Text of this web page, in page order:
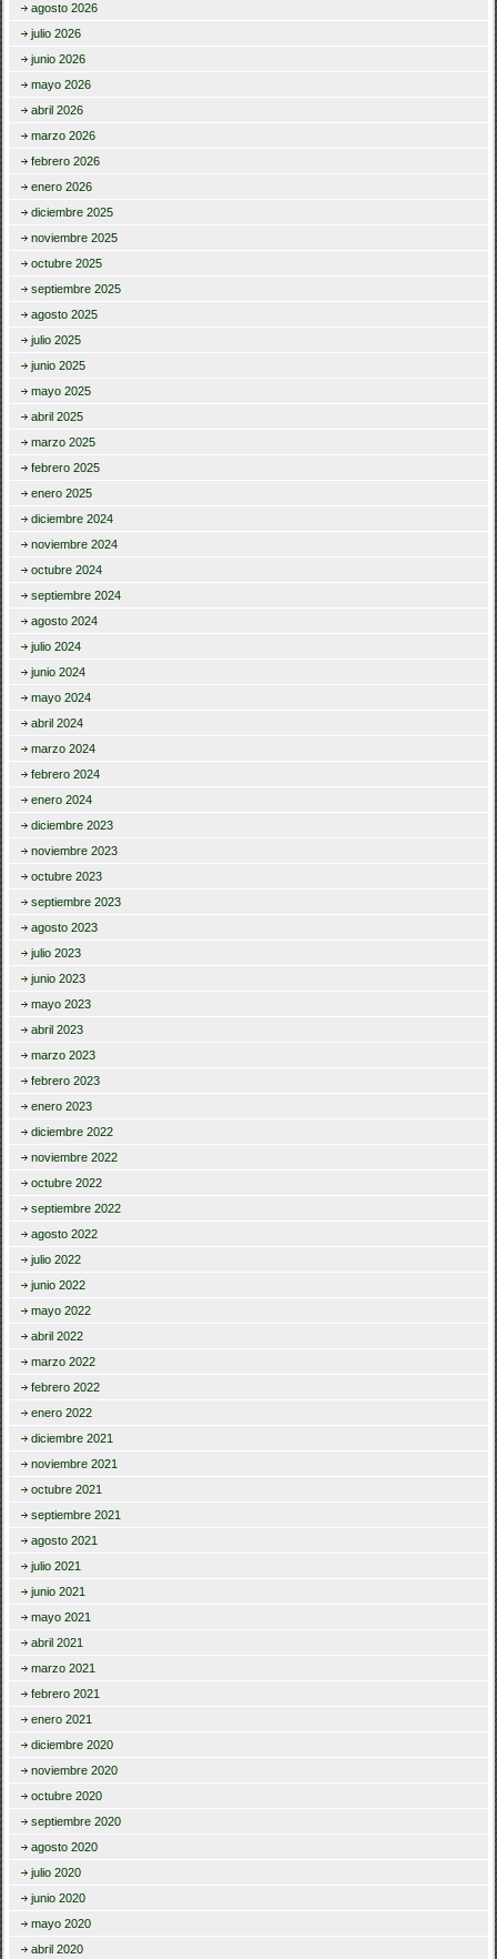
agosto 2026
julio 2026
junio 2026
mayo 2026
abril 2026
marzo 2026
febrero 2026
enero 2026
diciembre 2025
noviembre 2025
octubre 2025
septiembre 2025
agosto 2025
julio 2025
junio 2025
mayo 2025
abril 2025
marzo 2025
febrero 2025
enero 2025
diciembre 2024
noviembre 2024
octubre 2024
septiembre 2024
agosto 2024
julio 2024
junio 2024
mayo 2024
abril 2024
marzo 2024
febrero 2024
enero 2024
diciembre 2023
noviembre 2023
octubre 2023
septiembre 2023
agosto 2023
julio 2023
junio 2023
mayo 2023
abril 2023
marzo 2023
febrero 2023
enero 2023
diciembre 2022
noviembre 2022
octubre 2022
septiembre 2022
agosto 2022
julio 2022
junio 2022
mayo 2022
abril 2022
marzo 2022
febrero 2022
enero 2022
diciembre 2021
noviembre 2021
octubre 2021
septiembre 2021
agosto 2021
julio 2021
junio 2021
mayo 2021
abril 2021
marzo 2021
febrero 2021
enero 2021
diciembre 2020
noviembre 2020
octubre 2020
septiembre 2020
agosto 2020
julio 2020
junio 2020
mayo 2020
abril 2020